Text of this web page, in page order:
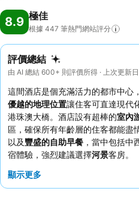
8.9 極佳
根據 447 筆熱門網站評分
評價總結
由 AI 總結 600+ 則評價所得 · 上次更新
這間酒店是個充滿活力的都市中心
優越的地理位置讓住客可直達現代
港珠澳大橋。酒店設有超棒的室內
區，確保所有年齡層的住客都能盡
以及豐盛的自助早餐 ，當中包括中
宿體驗，強烈建議選擇河景客房。
顯示更多